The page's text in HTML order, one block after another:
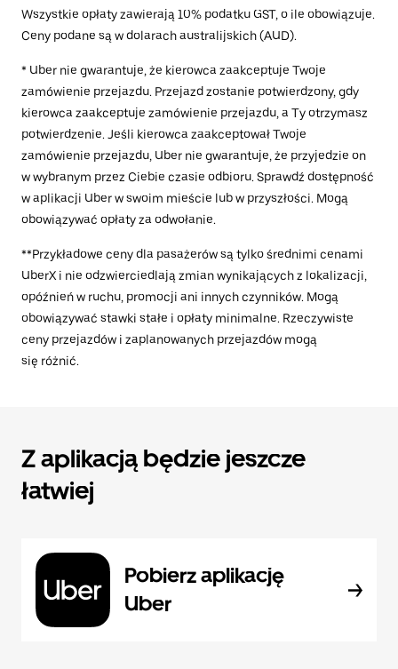
Wszystkie opłaty zawierają 10% podatku GST, o ile obowiązuje.
Ceny podane są w dolarach australijskich (AUD).
* Uber nie gwarantuje, że kierowca zaakceptuje Twoje
zamówienie przejazdu. Przejazd zostanie potwierdzony, gdy
kierowca zaakceptuje zamówienie przejazdu, a Ty otrzymasz
potwierdzenie. Jeśli kierowca zaakceptował Twoje
zamówienie przejazdu, Uber nie gwarantuje, że przyjedzie on
w wybranym przez Ciebie czasie odbioru. Sprawdź dostępność
w aplikacji Uber w swoim mieście lub w przyszłości. Mogą
obowiązywać opłaty za odwołanie.
**Przykładowe ceny dla pasażerów są tylko średnimi cenami
UberX i nie odzwierciedlają zmian wynikających z lokalizacji,
opóźnień w ruchu, promocji ani innych czynników. Mogą
obowiązywać stawki stałe i opłaty minimalne. Rzeczywiste
ceny przejazdów i zaplanowanych przejazdów mogą
się różnić.
Z aplikacją będzie jeszcze
łatwiej
Pobierz aplikację
Uber